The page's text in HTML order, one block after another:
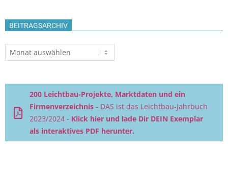
BEITRAGSARCHIV
Beitragsarchiv
200 Leichtbau-Projekte, Marktdaten und ein
Firmenverzeichnis - DAS ist das Leichtbau-Jahrbuch
2023/2024 - Klick hier und lade Dir DEIN Exemplar
als interaktives PDF herunter.